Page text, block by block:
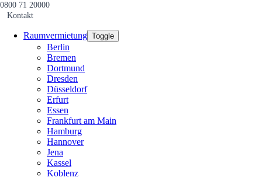
0800 71 20000
Kontakt
Raumvermietung Toggle
Berlin
Bremen
Dortmund
Dresden
Düsseldorf
Erfurt
Essen
Frankfurt am Main
Hamburg
Hannover
Jena
Kassel
Koblenz